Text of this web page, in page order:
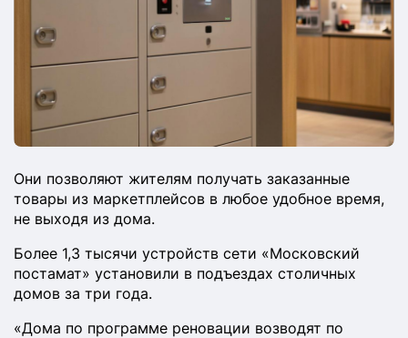
Они позволяют жителям получать заказанные
товары из маркетплейсов в любое удобное время,
не выходя из дома.
Более 1,3 тысячи устройств сети «Московский
постамат» установили в подъездах столичных
домов за три года.
«Дома по программе реновации возводят по